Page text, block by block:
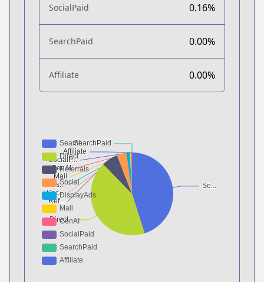
SocialPaid 0.16%
SearchPaid 0.00%
Affiliate 0.00%